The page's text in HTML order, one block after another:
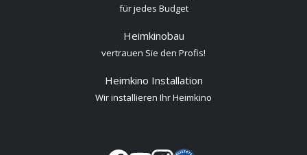
für jedes Budget
Heimkinobau
vertrauen Sie den Profis!
Heimkino Installation
Wir installieren Ihr Heimkino